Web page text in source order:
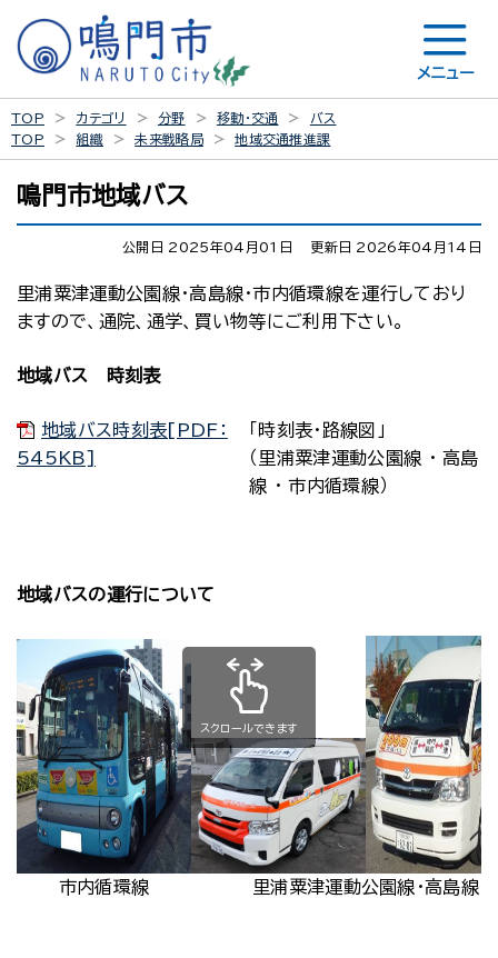
メニュー
TOP カテゴリ 分野 移動・交通
バス
TOP
組織 未来戦略局 地域交通推進課
鳴門市地域バス
公開日 2025年04月01日 更新日 2026年04月14日
里浦粟津運動公園線・高島線・市内循環線を運行しており
ますので、通院、通学、買い物等にご利用下さい。
地域バス 時刻表
地域バス時刻表[PDF：
545KB]
「時刻表・路線図」
（里浦粟津運動公園線 ・ 高島
線 ・ 市内循環線）
地域バスの運行について
市内循環線 里浦粟津運動公園線・高島線
スクロールできます